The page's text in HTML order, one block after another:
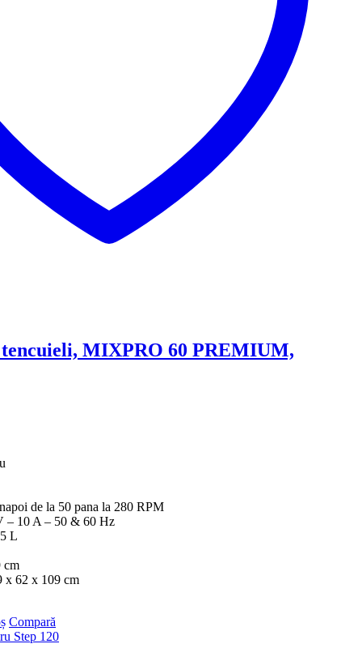
MIXPRO 60 PREMIUM,
de la 50 pana la 280 RPM
– 10 A – 50 & 60 Hz
L
cm
x 62 x 109 cm
Compară